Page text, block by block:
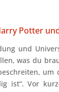
Potter
und
was du
um
ist“. Vor